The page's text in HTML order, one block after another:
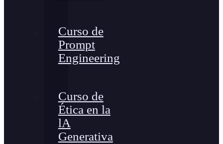
Curso de
Prompt
Engineering
Curso de
Ética en la
lA
Generativa